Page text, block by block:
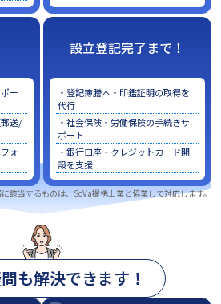
ー
送/
ォ
設立登記完了まで！
・登記簿謄本・印鑑証明の取得を
代行
・社会保険・労働保険の手続きサ
ポート
・銀行口座・クレジットカード開
設を支援
該当するものは、SoVa提携士業と協業して対応します。
も解決できます！